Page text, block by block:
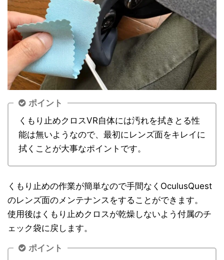
ポイント
くもり止めクロスVR自体には汚れを拭きとる性
能は無いようなので、最初にレンズ面をキレイに
拭くことが大事なポイントです。
くもり止めの作業が簡単なので手間なくOculusQuest
のレンズ面のメンテナンスをすることができます。
使用後はくもり止めクロスが乾燥しないよう付属のチ
ェック袋に戻します。
ポイント